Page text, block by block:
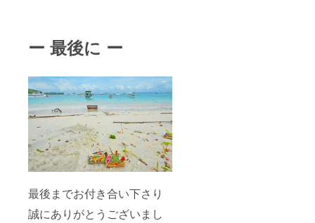
ー 最後に ー
最後までお付き合い下さり
誠にありがとうございまし